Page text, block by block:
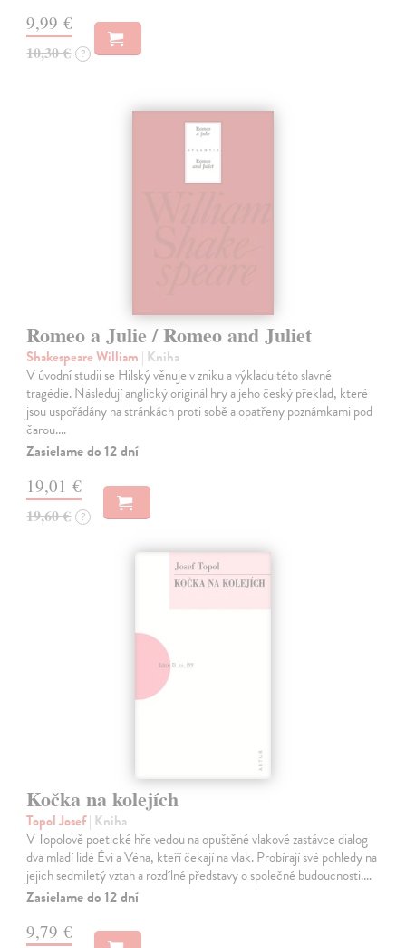
9,99 €
10,30 € ?
Romeo a Julie / Romeo and Juliet
Shakespeare William | Kniha
V úvodní studii se Hilský věnuje v zniku a výkladu této slavné
tragédie. Následují anglický originál hry a jeho český překlad, které
jsou uspořádány na stránkách proti sobě a opatřeny poznámkami pod
čarou.…
Zasielame do 12 dní
19,01 €
19,60 € ?
Kočka na kolejích
Topol Josef| Kniha
V Topolově poetické hře vedou na opuštěné vlakové zastávce dialog
dva mladí lidé Évi a Véna, kteří čekají na vlak. Probírají své pohledy na
jejich sedmiletý vztah a rozdílné představy o společné budoucnosti.…
Zasielame do 12 dní
9,79 €